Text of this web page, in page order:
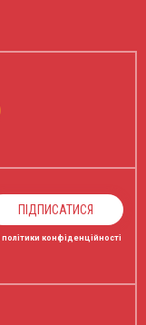
ПІДПИСАТИСЯ
політики конфіденційності